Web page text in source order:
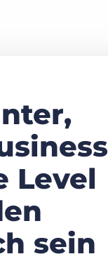
Level
sein